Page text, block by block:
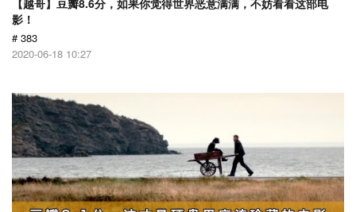
【越哥】豆瓣8.6分，如果你觉得世界恶意满满，不妨看看这部电
影！
# 383
2020-06-18 10:27